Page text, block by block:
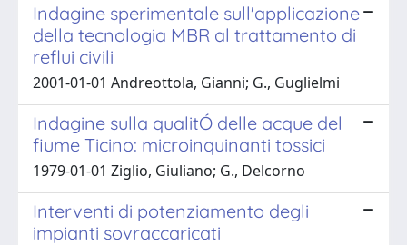
Indagine sperimentale sull'applicazione
della tecnologia MBR al trattamento di
reflui civili
2001-01-01 Andreottola, Gianni; G., Guglielmi
Indagine sulla qualitÓ delle acque del
fiume Ticino: microinquinanti tossici
1979-01-01 Ziglio, Giuliano; G., Delcorno
Interventi di potenziamento degli
impianti sovraccaricati